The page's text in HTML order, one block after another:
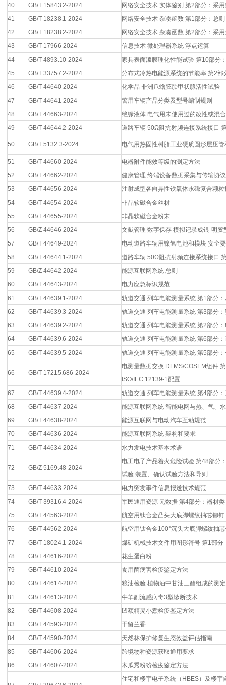
40 GB/T 15843.2-2024
网络安全技术 实体鉴别 第2部分：采
41
GB/T 18238.1-2024
网络安全技术 杂凑函数 第1部分：总则
42
GB/T 18238.2-2024
网络安全技术 杂凑函数 第2部分：采
43
GB/T 17966-2024
信息技术 微处理器系统 浮点运算
44
GB/T 4893.10-2024
家具表面漆膜理化性能试验 第10部分
45
GB/T 33757.2-2024
分布式冷热电能源系统的节能率 第2
46
GB/T 44640-2024
化学品 非洲爪蟾胚胎甲状腺活性试验
47
GB/T 44641-2024
警用车辆产品分类及型号编制规则
48
GB/T 44663-2024
绝缘液体 电气用未使用过的改性或混
49
GB/T 44644.2-2024 道路车辆 50Ω阻抗射频连接系统接口
50 GB/T 5132.3-2024 电气用热固性树脂工业硬质圆形层压
51 GB/T 44660-2024
电器附件能效等级的测定方法
52
GB/T 44662-2024
健康管理 终端设备数据采集与传输协议
53
GB/T 44656-2024
注射成型各向异性铁氧体永磁复合颗粒
54
GB/T 44654-2024
非晶软磁合金丝材
55
GB/T 44655-2024
非晶软磁合金粉末
56
GB/Z 44646-2024
文献管理 数字保存 模拟记录成银-明胶
57
GB/T 44649-2024
电动道路车辆用镍氢电池和模块 安全
58
GB/T 44644.1-2024
道路车辆 50Ω阻抗射频连接系统接口
59
GB/Z 44642-2024
能源互联网系统 总则
60
GB/T 44643-2024
电力应急标识规范
61
GB/T 44639.1-2024
轨道交通 列车电能测量系统 第1部分
62
GB/T 44639.3-2024
轨道交通 列车电能测量系统 第3部分
63
GB/T 44639.2-2024
轨道交通 列车电能测量系统 第2部分
64
GB/T 44639.6-2024
轨道交通 列车电能测量系统 第6部分
65
GB/T 44639.5-2024 轨道交通 列车电能测量系统 第5部分
66 GB/T 17215.686-2024
电测量数据交换 DLMS/COSEM组件
ISO/IEC 12139-1配置
67
GB/T 44639.4-2024
轨道交通 列车电能测量系统 第4部分
68
GB/T 44637-2024
能源互联网系统 智能电网与热、气、
69
GB/T 44638-2024
能源互联网与电动汽车互动规范
70
GB/T 44636-2024
能源互联网系统 架构和要求
71
GB/T 44634-2024 水力发电技术基本术语
72 GB/Z 5169.48-2024
电工电子产品着火危险试验 第48部分
试验 装置、确认试验方法和导则
73
GB/T 44633-2024
电力突发事件信息报送技术规范
74
GB/T 39316.4-2024
军民通用资源 元数据 第4部分：器材
75
GB/T 44563-2024
航空用钛合金凸头大底脚螺纹抽芯铆钉
76
GB/T 44562-2024
航空用钛合金100°沉头大底脚螺纹抽
77
GB/T 18024.1-2024
煤矿机械技术文件用图形符号 第1部分
78
GB/T 44616-2024
花生蛋白粉
79
GB/T 44610-2024
食用菌病害检疫鉴定方法
80
GB/T 44614-2024
粮油检验 植物油中甘油三酯组成的测
81
GB/T 44613-2024
牛羊副流感病毒3型诊断技术
82
GB/T 44608-2024
凹额精灵小蠹检疫鉴定方法
83
GB/T 44593-2024
干留兰香
84
GB/T 44590-2024
天然林保护修复生态效益评估指南
85
GB/T 44606-2024
跨境物种资源获取通用要求
86
GB/T 44607-2024 木瓜秀粉蚧检疫鉴定方法
住宅和楼宇电子系统（HBES）及楼